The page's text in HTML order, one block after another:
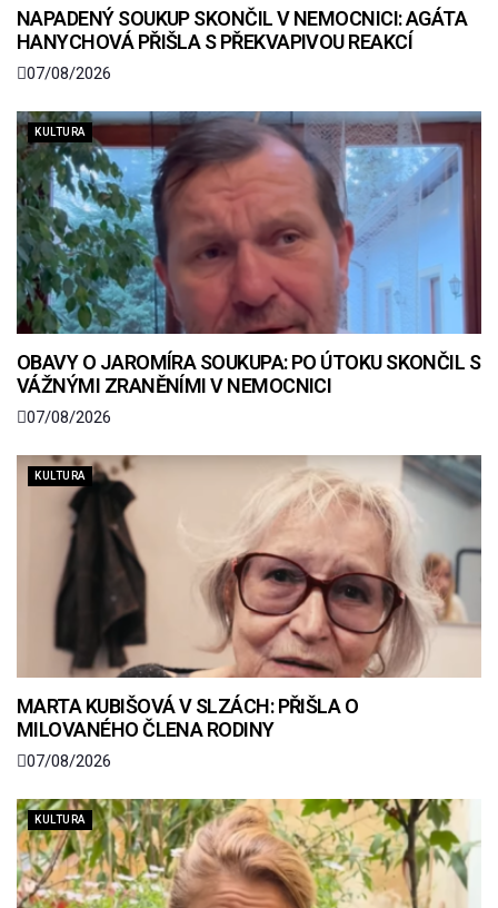
NAPADENÝ SOUKUP SKONČIL V NEMOCNICI: AGÁTA
HANYCHOVÁ PŘIŠLA S PŘEKVAPIVOU REAKCÍ
07/08/2026
KULTURA
OBAVY O JAROMÍRA SOUKUPA: PO ÚTOKU SKONČIL S
VÁŽNÝMI ZRANĚNÍMI V NEMOCNICI
07/08/2026
KULTURA
MARTA KUBIŠOVÁ V SLZÁCH: PŘIŠLA O
MILOVANÉHO ČLENA RODINY
07/08/2026
KULTURA